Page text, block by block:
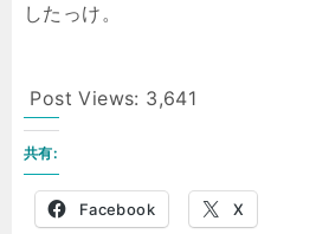
したっけ。
Post Views: 3,641
共有:
Facebook X